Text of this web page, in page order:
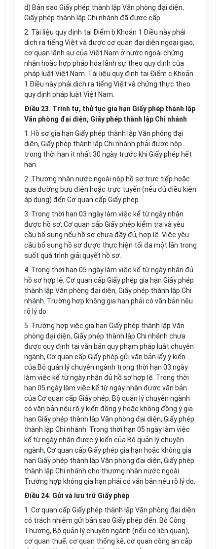
d) Bản sao Giấy phép thành lập Văn phòng đại diện,
Giấy phép thành lập Chi nhánh đã được cấp.
2. Tài liệu quy định tại Điểm b Khoản 1 Điều này phải
dịch ra tiếng Việt và được cơ quan đại diện ngoại giao,
cơ quan lãnh sự của Việt Nam ở nước ngoài chứng
nhận hoặc hợp pháp hóa lãnh sự theo quy định của
pháp luật Việt Nam. Tài liệu quy định tại Điểm c Khoản
1 Điều này phải dịch ra tiếng Việt và chứng thực theo
quy định pháp luật Việt Nam.
Điều 23. Trình tự, thủ tục gia hạn Giấy phép thành lập
Văn phòng đại diện, Giấy phép thành lập Chi nhánh
1. Hồ sơ gia hạn Giấy phép thành lập Văn phòng đại
diện, Giấy phép thành lập Chi nhánh phải được nộp
trong thời hạn ít nhất 30 ngày trước khi Giấy phép hết
hạn.
2. Thương nhân nước ngoài nộp hồ sơ trực tiếp hoặc
qua đường bưu điện hoặc trực tuyến (nếu đủ điều kiện
áp dụng) đến Cơ quan cấp Giấy phép.
3. Trong thời hạn 03 ngày làm việc kể từ ngày nhận
được hồ sơ, Cơ quan cấp Giấy phép kiểm tra và yêu
cầu bổ sung nếu hồ sơ chưa đầy đủ, hợp lệ. Việc yêu
cầu bổ sung hồ sơ được thực hiện tối đa một lần trong
suốt quá trình giải quyết hồ sơ.
4. Trong thời hạn 05 ngày làm việc kể từ ngày nhận đủ
hồ sơ hợp lệ, Cơ quan cấp Giấy phép gia hạn Giấy phép
thành lập Văn phòng đại diện, Giấy phép thành lập Chi
nhánh. Trường hợp không gia hạn phải có văn bản nêu
rõ lý do.
5. Trường hợp việc gia hạn Giấy phép thành lập Văn
phòng đại diện, Giấy phép thành lập Chi nhánh chưa
được quy định tại văn bản quy phạm pháp luật chuyên
ngành, Cơ quan cấp Giấy phép gửi văn bản lấy ý kiến
của Bộ quản lý chuyên ngành trong thời hạn 03 ngày
làm việc kể từ ngày nhận đủ hồ sơ hợp lệ. Trong thời
hạn 05 ngày làm việc kể từ ngày nhận được văn bản
của Cơ quan cấp Giấy phép, Bộ quản lýchuyên ngành
có văn bản nêu rõ ý kiến đồng ý hoặc không đồng ý gia
hạn Giấy phép thành lập Văn phòng đại diện, Giấy phép
thành lập Chi nhánh. Trong thời hạn 05 ngày làm việc
kể từ ngày nhận được ý kiến của Bộ quản lý chuyên
ngành, Cơ quan cấp Giấy phép gia hạn hoặc không gia
hạn Giấy phép thành lập Văn phòng đại diện, Giấy phép
thành lập Chi nhánh cho thương nhân nước ngoài.
Trường hợp không gia hạn phải có văn bản nêu rõ lý do.
Điều 24. Gửi và lưu trữ Giấy phép
1. Cơ quan cấp Giấy phép thành lập Văn phòng đại diện
có trách nhiệm gửi bản sao Giấy phép đến: Bộ Công
Thương, Bộ quản lý chuyên ngành (nếu có liên quan),
cơ quan thuế, cơ quan thống kê, cơ quan công an cấp